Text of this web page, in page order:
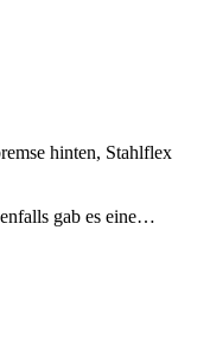
hinten, Stahlflex
gab es eine